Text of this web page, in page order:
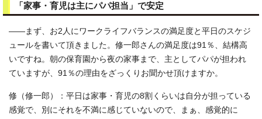
「家事・育児は主にパパ担当」で安定
――まず、お2人にワークライフバランスの満足度と平日のスケジ
ュールを書いて頂きました。修一郎さんの満足度は91％、結構高
いですね。朝の保育園から夜の家事まで、主としてパパが担われ
ていますが、91％の理由をざっくりお聞かせ頂けますか。
修（修一郎）：平日は家事・育児の8割くらいは自分が担っている
感覚で、別にそれを不満に感じていないので、まぁ、感覚的に